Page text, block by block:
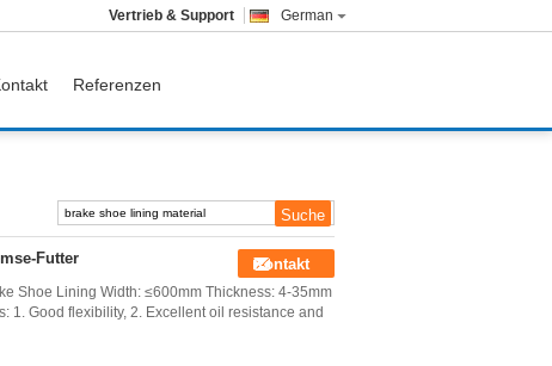
German
Vertrieb & Support
Referenzen
Futter Kontakt
Shoe Lining Width: ≤600mm Thickness: 4-35mm
1. Good flexibility, 2. Excellent oil resistance and